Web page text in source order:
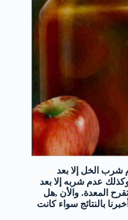
شرب الخل إلا بعد
عدم شربه إلا بعد
المعدة. والأن ,هل
بالنتائج سواء كانت